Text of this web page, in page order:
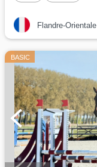
Flandre-Orientale
BASIC